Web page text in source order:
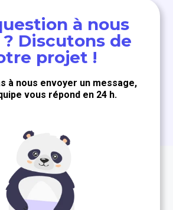
à nous
Discutons de
projet !
à nous envoyer un message,
vous répond en 24 h.